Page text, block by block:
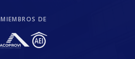
MIEMBROS DE